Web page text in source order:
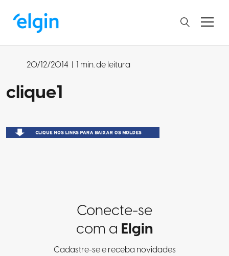
20/12/2014 | 1 min. de leitura
clique1
Conecte-se
com a Elgin
Cadastre-se e receba novidades